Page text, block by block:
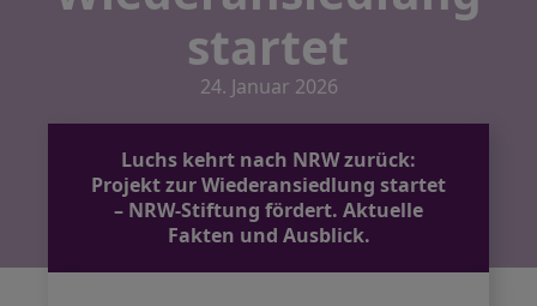
startet
24. Januar 2026
Luchs kehrt nach NRW zurück:
Projekt zur Wiederansiedlung startet
– NRW-Stiftung fördert. Aktuelle
Fakten und Ausblick.